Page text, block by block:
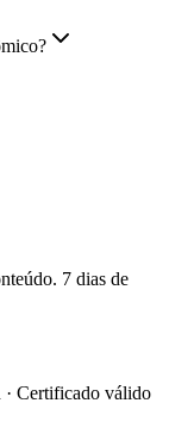
7 dias de
· Certificado válido